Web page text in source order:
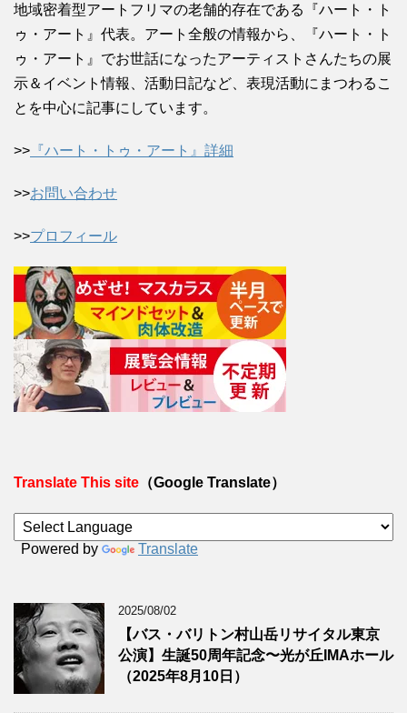
地域密着型アートフリマの老舗的存在である『ハート・ト
ゥ・アート』代表。アート全般の情報から、『ハート・ト
ゥ・アート』でお世話になったアーティストさんたちの展
示＆イベント情報、活動日記など、表現活動にまつわるこ
とを中心に記事にしています。
>> 『ハート・トゥ・アート』詳細
>>お問い合わせ
>>プロフィール
Translate This site （Google Translate）
Powered by Translate
2025/08/02
【バス・バリトン村山岳リサイタル東京
公演】生誕50周年記念〜光が丘IMAホール
（2025年8月10日）